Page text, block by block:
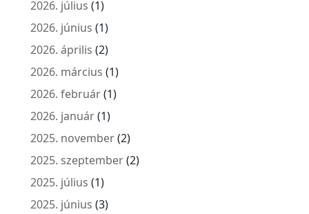
2026. július (1)
2026. június (1)
2026. április (2)
2026. március (1)
2026. február(1)
2026. január(1)
2025. november(2)
2025. szeptember(2)
2025. július (1)
2025. június (3)